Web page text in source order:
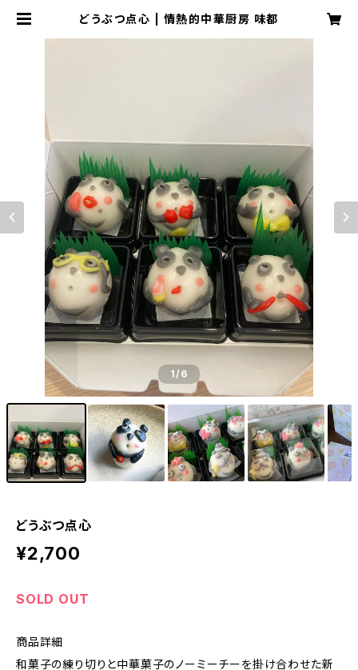
どうぶつ点心 | 情熱的中華厨房 味都
1/6
どうぶつ点心
¥2,700
SOLD OUT
商品詳細
和菓子の練り切りと中華菓子のノーミーチーを掛け合わせた新